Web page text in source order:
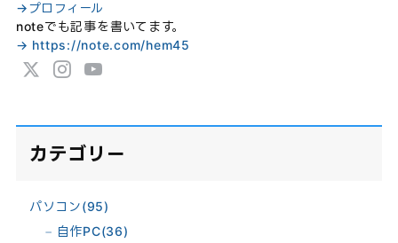
→プロフィール
noteでも記事を書いてます。
→ https://note.com/hem45
カテゴリー
パソコン(95)
自作PC(36)